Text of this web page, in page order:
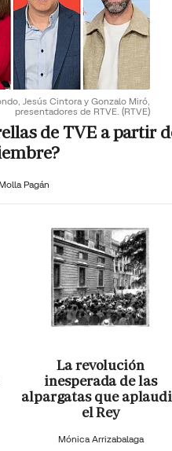
Jesús Cintora y Gonzalo Miró,
presentadores de RTVE. (RTVE)
de TVE a partir
Pagán
La revolución
inesperada de las
alpargatas que
el Rey
Mónica Arrizabalaga